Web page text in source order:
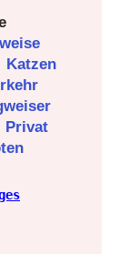
Katzen
Privat